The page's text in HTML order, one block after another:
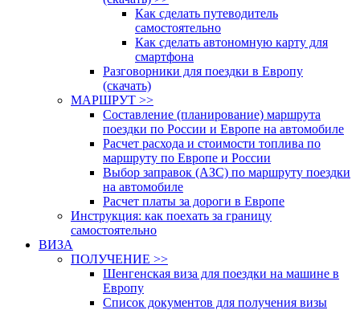
Как сделать путеводитель
самостоятельно
Как сделать автономную карту для
смартфона
Разговорники для поездки в Европу
(скачать)
МАРШРУТ >>
Составление (планирование) маршрута
поездки по России и Европе на автомобиле
Расчет расхода и стоимости топлива по
маршруту по Европе и России
Выбор заправок (АЗС) по маршруту поездки
на автомобиле
Расчет платы за дороги в Европе
Инструкция: как поехать за границу
самостоятельно
ВИЗА
ПОЛУЧЕНИЕ >>
Шенгенская виза для поездки на машине в
Европу
Список документов для получения визы